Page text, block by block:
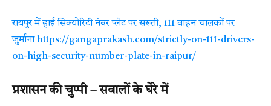
रायपुर में हाई सिक्योरिटी नंबर प्लेट पर सख्ती, 111 वाहन चालकों पर
जुर्माना https://gangaprakash.com/strictly-on-111-drivers-
on-high-security-number-plate-in-raipur/
प्रशासन की चुप्पी – सवालों के घेरे में